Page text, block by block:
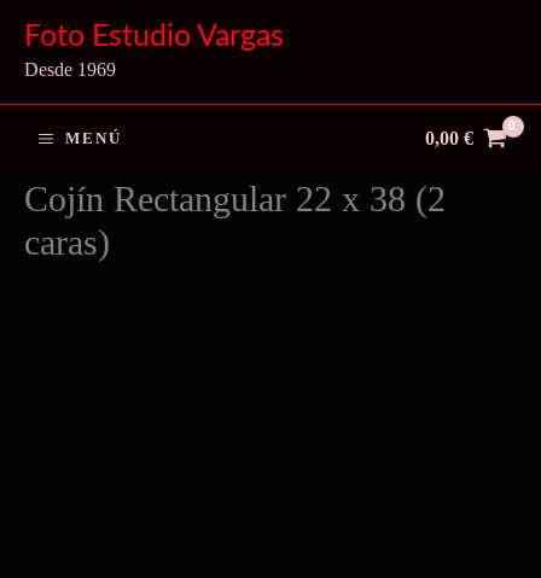
contenido
Foto Estudio Vargas
Desde 1969
MENÚ 0,00 €
Cojín Rectangular 22 x 38 (2
caras)